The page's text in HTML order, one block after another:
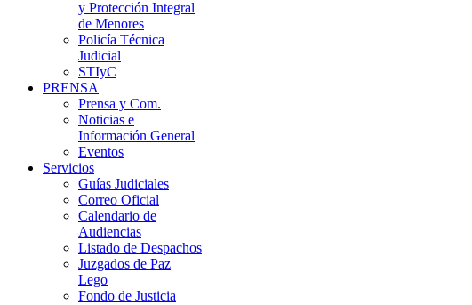
y Protección Integral
de Menores
Policía Técnica
Judicial
STIyC
PRENSA
Prensa y Com.
Noticias e
Información General
Eventos
Servicios
Guías Judiciales
Correo Oficial
Calendario de
Audiencias
Listado de Despachos
Juzgados de Paz
Lego
Fondo de Justicia